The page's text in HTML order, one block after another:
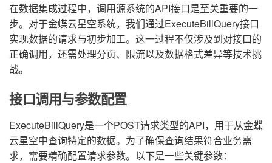
在数据集成过程中，调用源系统的API接口是至关重要的一
步。对于金蝶云星空系统，我们通过ExecuteBillQuery接口
实现数据的请求与初步加工。这一过程不仅涉及到对接口的
正确调用，还需处理分页、限流以及数据格式差异等技术挑
战。
接口调用与参数配置
ExecuteBillQuery是一个POST请求类型的API，用于从金蝶
云星空中查询特定的数据。为了确保查询结果符合业务需
求，需要精确配置请求参数。以下是一些关键参数：